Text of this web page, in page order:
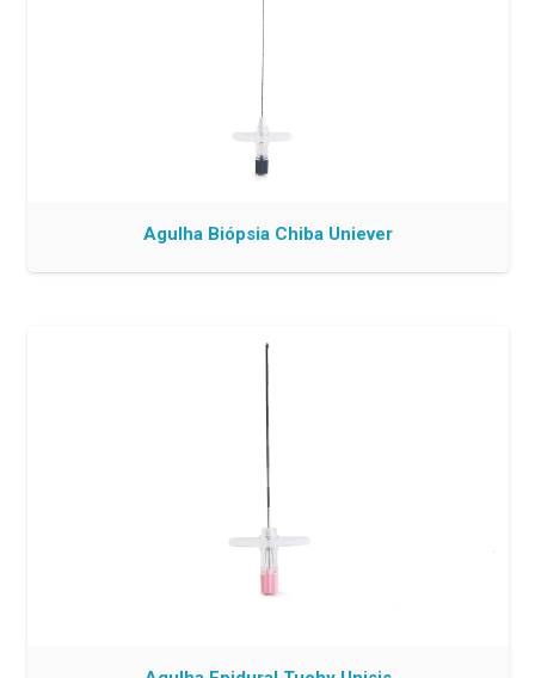
Agulha Biópsia Chiba Uniever